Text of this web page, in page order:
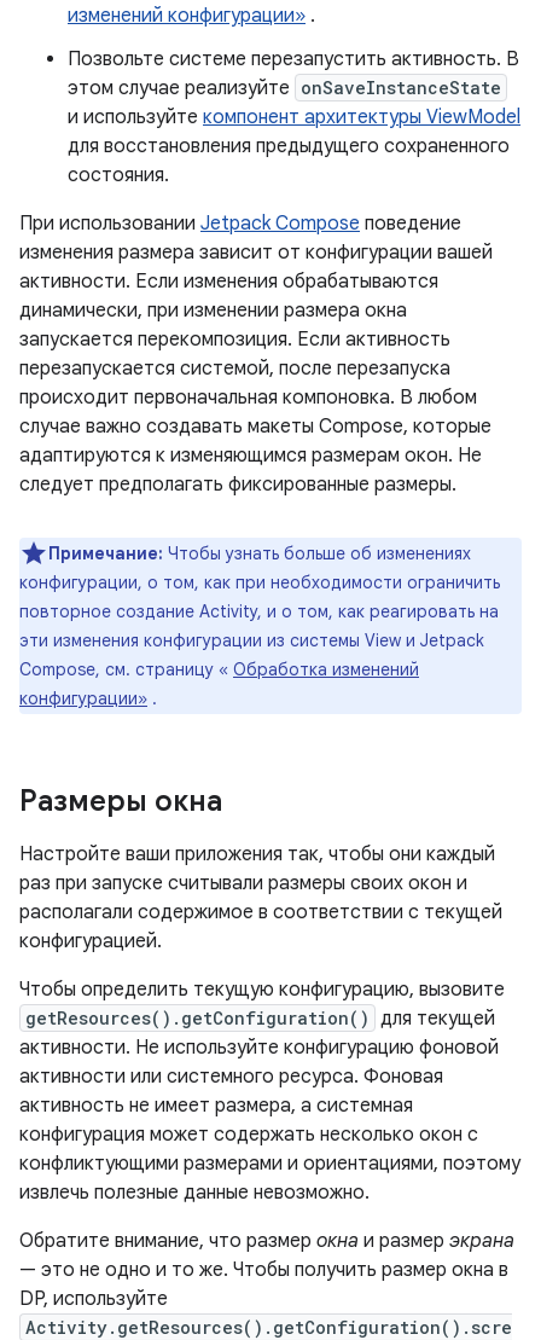
изменений конфигурации» .
Позвольте системе перезапустить активность. В
этом случае реализуйте onSaveInstanceState
и используйте компонент архитектуры ViewModel
для восстановления предыдущего сохраненного
состояния.
При использовании Jetpack Compose поведение
изменения размера зависит от конфигурации вашей
активности. Если изменения обрабатываются
динамически, при изменении размера окна
запускается перекомпозиция. Если активность
перезапускается системой, после перезапуска
происходит первоначальная компоновка. В любом
случае важно создавать макеты Compose, которые
адаптируются к изменяющимся размерам окон. Не
следует предполагать фиксированные размеры.
Примечание: Чтобы узнать больше об изменениях
конфигурации, о том, как при необходимости ограничить
повторное создание Activity, и о том, как реагировать на
эти изменения конфигурации из системы View и Jetpack
Compose, см. страницу « Обработка изменений
конфигурации» .
Размеры окна
Настройте ваши приложения так, чтобы они каждый
раз при запуске считывали размеры своих окон и
располагали содержимое в соответствии с текущей
конфигурацией.
Чтобы определить текущую конфигурацию, вызовите
getResources().getConfiguration() для текущей
активности. Не используйте конфигурацию фоновой
активности или системного ресурса. Фоновая
активность не имеет размера, а системная
конфигурация может содержать несколько окон с
конфликтующими размерами и ориентациями, поэтому
извлечь полезные данные невозможно.
Обратите внимание, что размер окна и размер экрана
— это не одно и то же. Чтобы получить размер окна в
DP, используйте
Activity.getResources().getConfiguration().scre